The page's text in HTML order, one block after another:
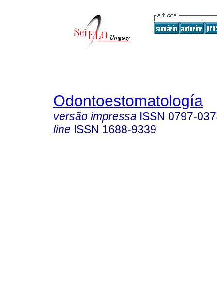
Odontoestomatología
versão impressa ISSN 0797-
line ISSN 1688-9339